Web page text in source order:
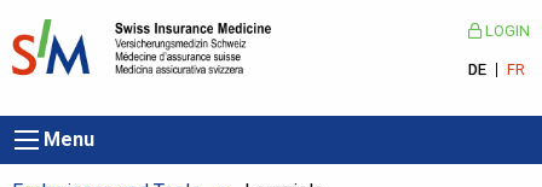
LOGIN
DE FR
Menu